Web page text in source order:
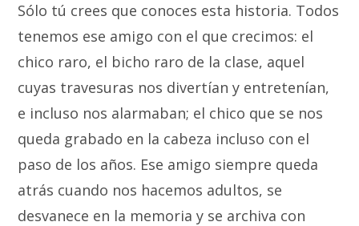
Sólo tú crees que conoces esta historia. Todos
tenemos ese amigo con el que crecimos: el
chico raro, el bicho raro de la clase, aquel
cuyas travesuras nos divertían y entretenían,
e incluso nos alarmaban; el chico que se nos
queda grabado en la cabeza incluso con el
paso de los años. Ese amigo siempre queda
atrás cuando nos hacemos adultos, se
desvanece en la memoria y se archiva con